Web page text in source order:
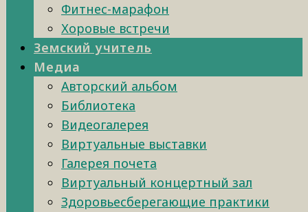
Фитнес-марафон
Хоровые встречи
Земский учитель
Медиа
Авторский альбом
Библиотека
Видеогалерея
Виртуальные выставки
Галерея почета
Виртуальный концертный зал
Здоровьесберегающие практики